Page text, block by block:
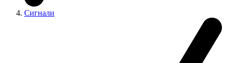
Сигнали